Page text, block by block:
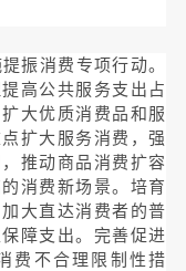
振消费专项行动。
高公共服务支出占
大优质消费品和服
扩大服务消费，强
推动商品消费扩容
消费新场景。培育
大直达消费者的普
障支出。完善促进
费不合理限制性措